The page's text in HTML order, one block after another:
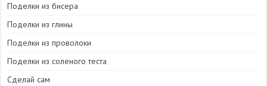
Поделки из бисера
Поделки из глины
Поделки из проволоки
Поделки из соленого теста
Сделай сам